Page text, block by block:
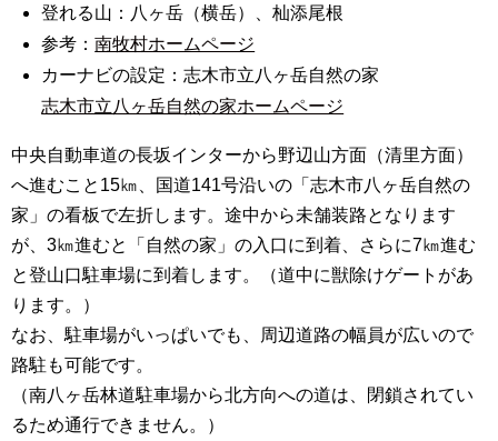
登れる山：八ヶ岳（横岳）、杣添尾根
参考：南牧村ホームページ
カーナビの設定：志木市立八ヶ岳自然の家
志木市立八ヶ岳自然の家ホームページ
中央自動車道の長坂インターから野辺山方面（清里方面）
へ進むこと15㎞、国道141号沿いの「志木市八ヶ岳自然の
家」の看板で左折します。途中から未舗装路となります
が、3㎞進むと「自然の家」の入口に到着、さらに7㎞進む
と登山口駐車場に到着します。（道中に獣除けゲートがあ
ります。）
なお、駐車場がいっぱいでも、周辺道路の幅員が広いので
路駐も可能です。
（南八ヶ岳林道駐車場から北方向への道は、閉鎖されてい
るため通行できません。）